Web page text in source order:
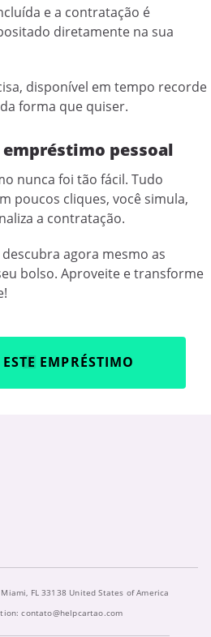
e a contratação é
diretamente na sua
disponível em tempo recorde
forma que quiser.
pessoal
nunca foi tão fácil. Tudo
poucos cliques, você simula,
a contratação.
agora mesmo as
bolso. Aproveite e transforme
EMPRÉSTIMO
FL 33138 United States of America
contato@helpcartao.com